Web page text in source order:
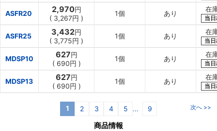
ASFR20 2,970円
( 3,267円 )
1個 あり
在
当
ASFR25 3,432円
( 3,775円 )
1個 あり
在
当
MDSP10 627円
( 690円 )
1個 あり
在
当
MDSP13 627円
( 690円 )
1個 あり
在
当
1 2 3 4 5 ... 9 次へ >>
商品情報